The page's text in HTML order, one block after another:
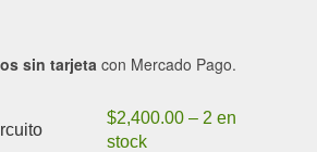
sin tarjeta con Mercado Pago.
$2,400.00– 2 en
stock